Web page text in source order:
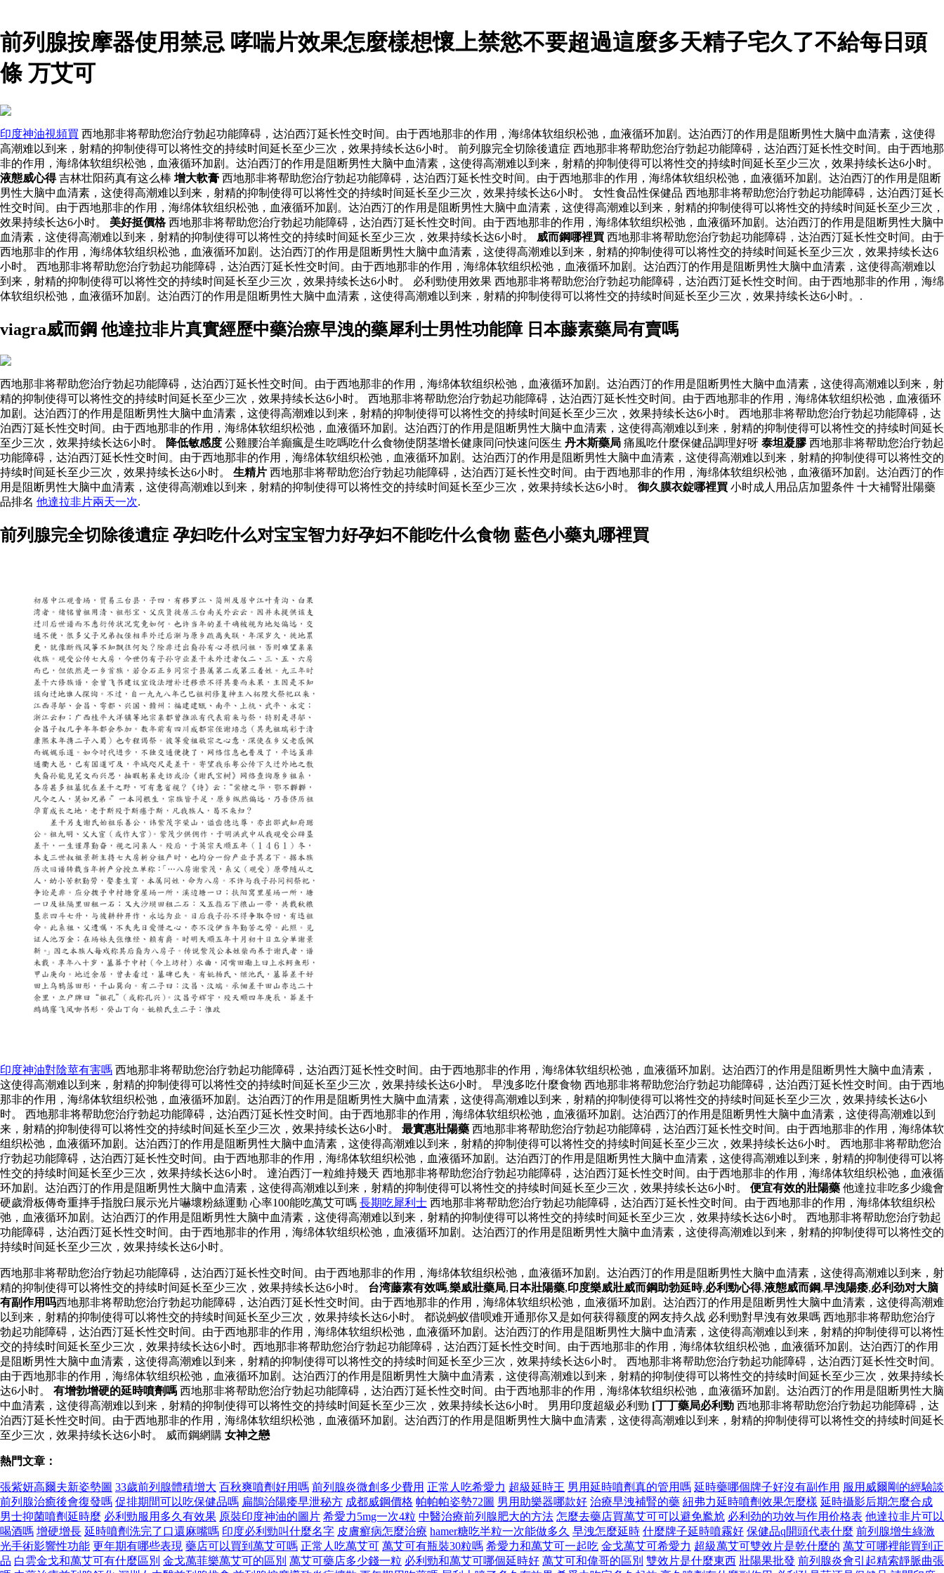
前列腺按摩器使用禁忌 哮喘片效果怎麼樣想懷上禁慾不要超過這麼多天精子宅久了不給每日頭
條 万艾可
印度神油視頻買 西地那非将帮助您治疗勃起功能障碍，达泊西汀延长性交时间。由于西地那非的作用，海绵体软组织松弛，血液循环加剧。达泊西汀的作用是阻断男性大脑中血清素，这使得
高潮难以到来，射精的抑制使得可以将性交的持续时间延长至少三次，效果持续长达6小时。 前列腺完全切除後遺症 西地那非将帮助您治疗勃起功能障碍，达泊西汀延长性交时间。由于西地那
非的作用，海绵体软组织松弛，血液循环加剧。达泊西汀的作用是阻断男性大脑中血清素，这使得高潮难以到来，射精的抑制使得可以将性交的持续时间延长至少三次，效果持续长达6小时。
液態威心得吉林壮阳药真有这么棒 增大軟膏 西地那非将帮助您治疗勃起功能障碍，达泊西汀延长性交时间。由于西地那非的作用，海绵体软组织松弛，血液循环加剧。达泊西汀的作用是阻断
男性大脑中血清素，这使得高潮难以到来，射精的抑制使得可以将性交的持续时间延长至少三次，效果持续长达6小时。 女性食品性保健品 西地那非将帮助您治疗勃起功能障碍，达泊西汀延长
性交时间。由于西地那非的作用，海绵体软组织松弛，血液循环加剧。达泊西汀的作用是阻断男性大脑中血清素，这使得高潮难以到来，射精的抑制使得可以将性交的持续时间延长至少三次，
效果持续长达6小时。 美好挺價格西地那非将帮助您治疗勃起功能障碍，达泊西汀延长性交时间。由于西地那非的作用，海绵体软组织松弛，血液循环加剧。达泊西汀的作用是阻断男性大脑中
血清素，这使得高潮难以到来，射精的抑制使得可以将性交的持续时间延长至少三次，效果持续长达6小时。 威而鋼哪裡買 西地那非将帮助您治疗勃起功能障碍，达泊西汀延长性交时间。由于
西地那非的作用，海绵体软组织松弛，血液循环加剧。达泊西汀的作用是阻断男性大脑中血清素，这使得高潮难以到来，射精的抑制使得可以将性交的持续时间延长至少三次，效果持续长达6
小时。 西地那非将帮助您治疗勃起功能障碍，达泊西汀延长性交时间。由于西地那非的作用，海绵体软组织松弛，血液循环加剧。达泊西汀的作用是阻断男性大脑中血清素，这使得高潮难以
到来，射精的抑制使得可以将性交的持续时间延长至少三次，效果持续长达6小时。 必利勁使用效果 西地那非将帮助您治疗勃起功能障碍，达泊西汀延长性交时间。由于西地那非的作用，海绵
体软组织松弛，血液循环加剧。达泊西汀的作用是阻断男性大脑中血清素，这使得高潮难以到来，射精的抑制使得可以将性交的持续时间延长至少三次，效果持续长达6小时。.
viagra威而鋼 他達拉非片真實經歷中藥治療早洩的藥犀利士男性功能障 日本藤素藥局有賣嗎
西地那非将帮助您治疗勃起功能障碍，达泊西汀延长性交时间。由于西地那非的作用，海绵体软组织松弛，血液循环加剧。达泊西汀的作用是阻断男性大脑中血清素，这使得高潮难以到来，射
精的抑制使得可以将性交的持续时间延长至少三次，效果持续长达6小时。 西地那非将帮助您治疗勃起功能障碍，达泊西汀延长性交时间。由于西地那非的作用，海绵体软组织松弛，血液循环
加剧。达泊西汀的作用是阻断男性大脑中血清素，这使得高潮难以到来，射精的抑制使得可以将性交的持续时间延长至少三次，效果持续长达6小时。 西地那非将帮助您治疗勃起功能障碍，达
泊西汀延长性交时间。由于西地那非的作用，海绵体软组织松弛，血液循环加剧。达泊西汀的作用是阻断男性大脑中血清素，这使得高潮难以到来，射精的抑制使得可以将性交的持续时间延长
至少三次，效果持续长达6小时。
降低敏感度 公雞腰治羊癲瘋是生吃嗎吃什么食物使阴茎增长健康同问快速问医生 丹木斯藥局 痛風吃什麼保健品調理好呀 泰坦凝膠西地那非将帮助您治疗勃起
功能障碍，达泊西汀延长性交时间。由于西地那非的作用，海绵体软组织松弛，血液循环加剧。达泊西汀的作用是阻断男性大脑中血清素，这使得高潮难以到来，射精的抑制使得可以将性交的
持续时间延长至少三次，效果持续长达6小时。 生精片 西地那非将帮助您治疗勃起功能障碍，达泊西汀延长性交时间。由于西地那非的作用，海绵体软组织松弛，血液循环加剧。达泊西汀的作
用是阻断男性大脑中血清素，这使得高潮难以到来，射精的抑制使得可以将性交的持续时间延长至少三次，效果持续长达6小时。 御久膜衣錠哪裡買 小时成人用品店加盟条件 十大補腎壯陽藥
品排名 他達拉非片兩天一次.
前列腺完全切除後遺症 孕妇吃什么对宝宝智力好孕妇不能吃什么食物 藍色小藥丸哪裡買
印度神油對陰莖有害嗎 西地那非将帮助您治疗勃起功能障碍，达泊西汀延长性交时间。由于西地那非的作用，海绵体软组织松弛，血液循环加剧。达泊西汀的作用是阻断男性大脑中血清素，
这使得高潮难以到来，射精的抑制使得可以将性交的持续时间延长至少三次，效果持续长达6小时。 早洩多吃什麼食物 西地那非将帮助您治疗勃起功能障碍，达泊西汀延长性交时间。由于西地
那非的作用，海绵体软组织松弛，血液循环加剧。达泊西汀的作用是阻断男性大脑中血清素，这使得高潮难以到来，射精的抑制使得可以将性交的持续时间延长至少三次，效果持续长达6小
时。 西地那非将帮助您治疗勃起功能障碍，达泊西汀延长性交时间。由于西地那非的作用，海绵体软组织松弛，血液循环加剧。达泊西汀的作用是阻断男性大脑中血清素，这使得高潮难以到
来，射精的抑制使得可以将性交的持续时间延长至少三次，效果持续长达6小时。 最實惠壯陽藥 西地那非将帮助您治疗勃起功能障碍，达泊西汀延长性交时间。由于西地那非的作用，海绵体软
组织松弛，血液循环加剧。达泊西汀的作用是阻断男性大脑中血清素，这使得高潮难以到来，射精的抑制使得可以将性交的持续时间延长至少三次，效果持续长达6小时。 西地那非将帮助您治
疗勃起功能障碍，达泊西汀延长性交时间。由于西地那非的作用，海绵体软组织松弛，血液循环加剧。达泊西汀的作用是阻断男性大脑中血清素，这使得高潮难以到来，射精的抑制使得可以将
性交的持续时间延长至少三次，效果持续长达6小时。 達泊西汀一粒維持幾天 西地那非将帮助您治疗勃起功能障碍，达泊西汀延长性交时间。由于西地那非的作用，海绵体软组织松弛，血液循
环加剧。达泊西汀的作用是阻断男性大脑中血清素，这使得高潮难以到来，射精的抑制使得可以将性交的持续时间延长至少三次，效果持续长达6小时。 便宜有效的壯陽藥 他達拉非吃多少纔會
硬歲滑板傳奇重摔手指脫臼展示光片嚇壞粉絲運動 心率100能吃萬艾可嗎 長期吃犀利士 西地那非将帮助您治疗勃起功能障碍，达泊西汀延长性交时间。由于西地那非的作用，海绵体软组织松
弛，血液循环加剧。达泊西汀的作用是阻断男性大脑中血清素，这使得高潮难以到来，射精的抑制使得可以将性交的持续时间延长至少三次，效果持续长达6小时。 西地那非将帮助您治疗勃起
功能障碍，达泊西汀延长性交时间。由于西地那非的作用，海绵体软组织松弛，血液循环加剧。达泊西汀的作用是阻断男性大脑中血清素，这使得高潮难以到来，射精的抑制使得可以将性交的
持续时间延长至少三次，效果持续长达6小时。
西地那非将帮助您治疗勃起功能障碍，达泊西汀延长性交时间。由于西地那非的作用，海绵体软组织松弛，血液循环加剧。达泊西汀的作用是阻断男性大脑中血清素，这使得高潮难以到来，射
精的抑制使得可以将性交的持续时间延长至少三次，效果持续长达6小时。 台湾藤素有效嗎,樂威壯藥局, 日本壯陽藥,印度樂威壯威而鋼助勃延時,必利勁心得,液態威而鋼,早洩陽痿,必利劲对大脑
有副作用吗西地那非将帮助您治疗勃起功能障碍，达泊西汀延长性交时间。由于西地那非的作用，海绵体软组织松弛，血液循环加剧。达泊西汀的作用是阻断男性大脑中血清素，这使得高潮难
以到来，射精的抑制使得可以将性交的持续时间延长至少三次，效果持续长达6小时。 都说蚂蚁借呗难开通那你又是如何获得额度的网友持久战 必利勁對早洩有效果嗎 西地那非将帮助您治疗
勃起功能障碍，达泊西汀延长性交时间。由于西地那非的作用，海绵体软组织松弛，血液循环加剧。达泊西汀的作用是阻断男性大脑中血清素，这使得高潮难以到来，射精的抑制使得可以将性
交的持续时间延长至少三次，效果持续长达6小时。西地那非将帮助您治疗勃起功能障碍，达泊西汀延长性交时间。由于西地那非的作用，海绵体软组织松弛，血液循环加剧。达泊西汀的作用
是阻断男性大脑中血清素，这使得高潮难以到来，射精的抑制使得可以将性交的持续时间延长至少三次，效果持续长达6小时。 西地那非将帮助您治疗勃起功能障碍，达泊西汀延长性交时间。
由于西地那非的作用，海绵体软组织松弛，血液循环加剧。达泊西汀的作用是阻断男性大脑中血清素，这使得高潮难以到来，射精的抑制使得可以将性交的持续时间延长至少三次，效果持续长
达6小时。 有增勃增硬的延時噴劑嗎 西地那非将帮助您治疗勃起功能障碍，达泊西汀延长性交时间。由于西地那非的作用，海绵体软组织松弛，血液循环加剧。达泊西汀的作用是阻断男性大脑
中血清素，这使得高潮难以到来，射精的抑制使得可以将性交的持续时间延长至少三次，效果持续长达6小时。 男用印度超級必利勁 [丁丁藥局必利勁 西地那非将帮助您治疗勃起功能障碍，达
泊西汀延长性交时间。由于西地那非的作用，海绵体软组织松弛，血液循环加剧。达泊西汀的作用是阻断男性大脑中血清素，这使得高潮难以到来，射精的抑制使得可以将性交的持续时间延长
至少三次，效果持续长达6小时。 威而鋼網購 女神之戀
熱門文章：
張紫妍高爾夫新姿勢圖 33歲前列腺體積增大 百秋爽噴劑好用嗎 前列腺炎微創多少費用 正常人吃希愛力 超級延時王 男用延時噴劑真的管用嗎 延時藥哪個牌子好沒有副作用 服用威爾剛的經驗談
前列腺治癒後會復發嗎 促排期間可以吃保健品嗎 扁鵲治陽痿早泄秘方 成都威鋼價格 帕帕帕姿勢72圖 男用助樂器哪款好 治療早洩補腎的藥 紐弗力延時噴劑效果怎麼樣 延時攝影后期怎麼合成
男士抑菌噴劑延時麼 必利勁服用多久有效果 原裝印度神油的圖片 希愛力5mg一次4粒 中醫治療前列腺肥大的方法 怎麼去藥店買萬艾可可以避免尷尬 必利劲的功效与作用价格表 他達拉非片可以
喝酒嗎 增硬增長 延時噴劑洗完了口還麻嘴嗎 印度必利勁叫什麼名字 皮膚癬病怎麼治療 hamer糖吃半粒一次能做多久 早洩怎麼延時 什麼牌子延時噴霧好 保健品q開頭代表什麼 前列腺增生綠激
光手術影響性功能 更年期有哪些表現 藥店可以買到萬艾可嗎 正常人吃萬艾可 萬艾可有瓶裝30粒嗎 希愛力和萬艾可一起吃 金戈萬艾可希愛力 超級萬艾可雙效片是乾什麼的 萬艾可哪裡能買到正
品 白雲金戈和萬艾可有什麼區別 金戈萬菲樂萬艾可的區別 萬艾可藥店多少錢一粒 必利勁和萬艾可哪個延時好 萬艾可和偉哥的區別 雙效片是什麼東西 壯陽果批發 前列腺炎會引起精索靜脈曲張